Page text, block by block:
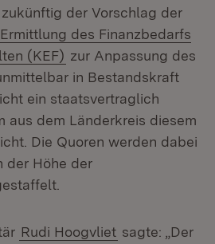
der Vorschlag der
des Finanzbedarfs
(KEF) (Öffnet in neuem
zur Anpassung des
in Bestandskraft
ein staatsvertraglich
aus dem Länderkreis diesem
Die Quoren werden dabei
der Höhe der
Rudi Hoogvliet sagte: „Der